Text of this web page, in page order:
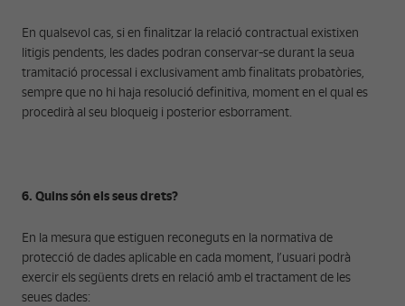
En qualsevol cas, si en finalitzar la relació contractual existixen
litigis pendents, les dades podran conservar-se durant la seua
tramitació processal i exclusivament amb finalitats probatòries,
sempre que no hi haja resolució definitiva, moment en el qual es
procedirà al seu bloqueig i posterior esborrament.
6. Quins són els seus drets?
En la mesura que estiguen reconeguts en la normativa de
protecció de dades aplicable en cada moment, l’usuari podrà
exercir els següents drets en relació amb el tractament de les
seues dades: